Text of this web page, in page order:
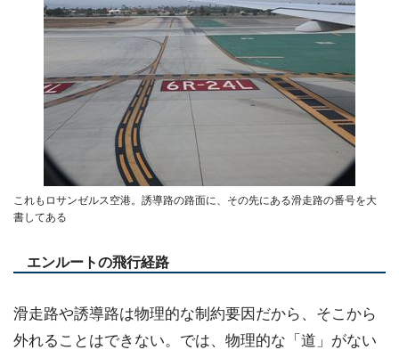
これもロサンゼルス空港。誘導路の路面に、その先にある滑走路の番号を大
書してある
エンルートの飛行経路
滑走路や誘導路は物理的な制約要因だから、そこから
外れることはできない。では、物理的な「道」がない